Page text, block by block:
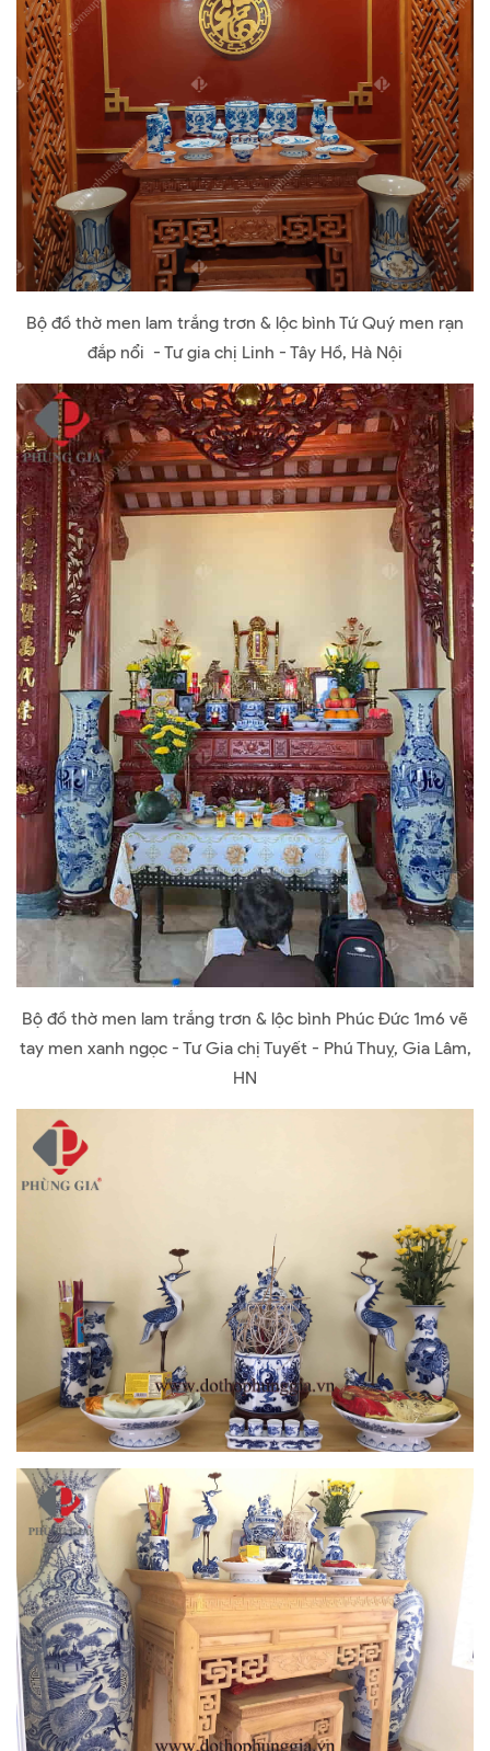
Bộ đồ thờ men lam trắng trơn & lộc bình Tứ Quý men rạn
đắp nổi - Tư gia chị Linh - Tây Hồ, Hà Nội
Bộ đồ thờ men lam trắng trơn & lộc bình Phúc Đức 1m6 vẽ
tay men xanh ngọc - Tư Gia chị Tuyết - Phú Thuỵ, Gia Lâm,
HN